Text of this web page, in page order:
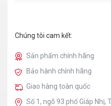
Chúng tôi cam kết:
Sản phẩm chính hãng
Bảo hành chính hãng
Giao hàng toàn quốc
Số 1, ngõ 93 phố Giáp Nhị,